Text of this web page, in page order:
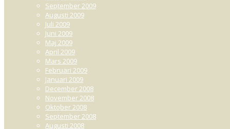
September 2009
Augusti 2009
Juli 2009
Juni 2009
Maj 2009
April 2009
Mars 2009
Februari 2009
Januari 2009
December 2008
November 2008
Oktober 2008
September 2008
Augusti 2008